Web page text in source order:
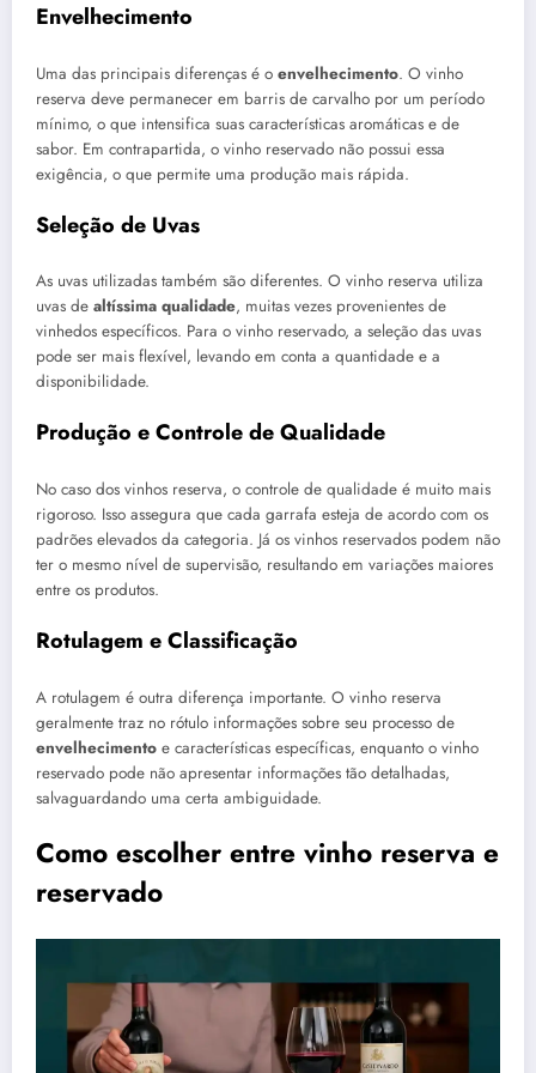
Envelhecimento
Uma das principais diferenças é o envelhecimento. O vinho
reserva deve permanecer em barris de carvalho por um período
mínimo, o que intensifica suas características aromáticas e de
sabor. Em contrapartida, o vinho reservado não possui essa
exigência, o que permite uma produção mais rápida.
Seleção de Uvas
As uvas utilizadas também são diferentes. O vinho reserva utiliza
uvas de altíssima qualidade, muitas vezes provenientes de
vinhedos específicos. Para o vinho reservado, a seleção das uvas
pode ser mais flexível, levando em conta a quantidade e a
disponibilidade.
Produção e Controle de Qualidade
No caso dos vinhos reserva, o controle de qualidade é muito mais
rigoroso. Isso assegura que cada garrafa esteja de acordo com os
padrões elevados da categoria. Já os vinhos reservados podem não
ter o mesmo nível de supervisão, resultando em variações maiores
entre os produtos.
Rotulagem e Classificação
A rotulagem é outra diferença importante. O vinho reserva
geralmente traz no rótulo informações sobre seu processo de
envelhecimento e características específicas, enquanto o vinho
reservado pode não apresentar informações tão detalhadas,
salvaguardando uma certa ambiguidade.
Como escolher entre vinho reserva e
reservado